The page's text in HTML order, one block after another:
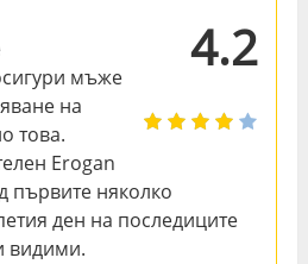
4.2
мъже
на
това.
Erogan
първите няколко
ден на последиците
видими.